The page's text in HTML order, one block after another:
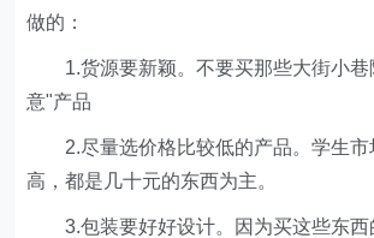
做的：
1.货源要新颖。不要买那些大街小巷
意"产品
2.尽量选价格比较低的产品。学生市
高，都是几十元的东西为主。
3.包装要好好设计。因为买这些东西